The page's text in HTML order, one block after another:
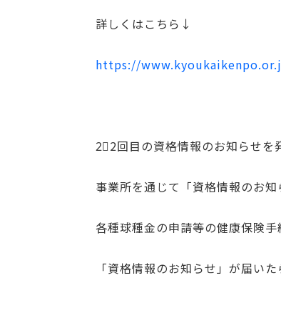
詳しくはこちら↓
https://
2⃣2回目の資格情報のお知らせを
事業所を通じて「資格情報のお知
各種球種金の申請等の健康保険
「資格情報のお知らせ」が届い